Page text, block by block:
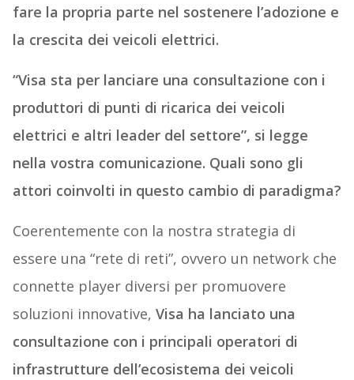
fare la propria parte nel sostenere l’adozione e
la crescita dei veicoli elettrici.
“Visa sta per lanciare una consultazione con i
produttori di punti di ricarica dei veicoli
elettrici e altri leader del settore”, si legge
nella vostra comunicazione. Quali sono gli
attori coinvolti in questo cambio di paradigma?
Coerentemente con la nostra strategia di
essere una “rete di reti”, ovvero un network che
connette player diversi per promuovere
soluzioni innovative, Visa ha lanciato una
consultazione con i principali operatori di
infrastrutture dell’ecosistema dei veicoli